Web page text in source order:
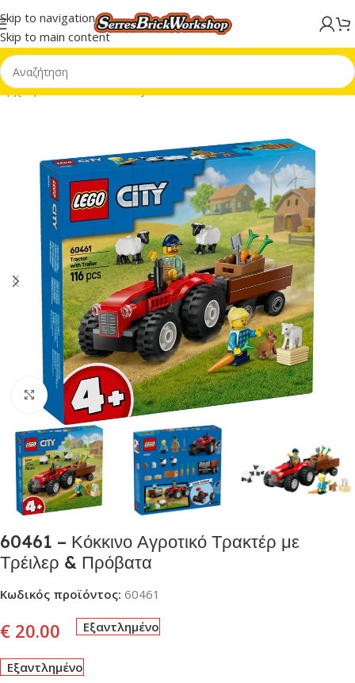
Skip to navigation
Skip to main content
Αρχική σελίδα/LEGO® City
Click to enlarge
60461 – Κόκκινο Αγροτικό Τρακτέρ με
Τρέιλερ & Πρόβατα
Κωδικός προϊόντος: 60461
€ 20.00 Εξαντλημένο
Εξαντλημένο